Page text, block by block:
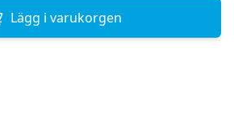
Lägg i varukorgen